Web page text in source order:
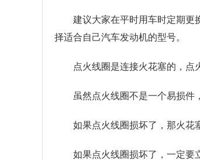
建议大家在平时用车时定期更
择适合自己汽车发动机的型号。
点火线圈是连接火花塞的，点
虽然点火线圈不是一个易损件
如果点火线圈损坏了，那火花
如果点火线圈损坏了，一定要